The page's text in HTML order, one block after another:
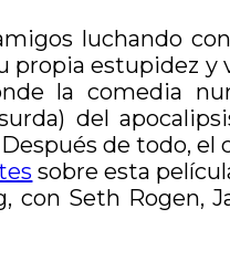
luchando
estupidez y
la comedia
del
de todo, el
sobre esta
con Seth Rogen,